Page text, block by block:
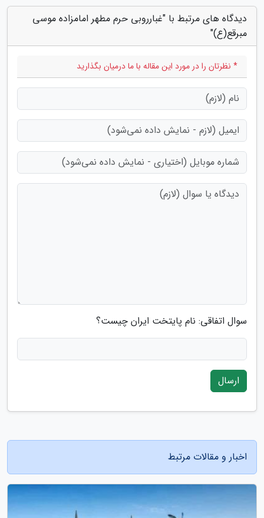
دیدگاه های مرتبط با "غبارروبی حرم مطهر امامزاده موسی
مبرقع(ع)"
* نظرتان را در مورد این مقاله با ما درمیان بگذارید
سوال اتفاقی: نام پایتخت ایران چیست؟
ارسال
اخبار و مقالات مرتبط